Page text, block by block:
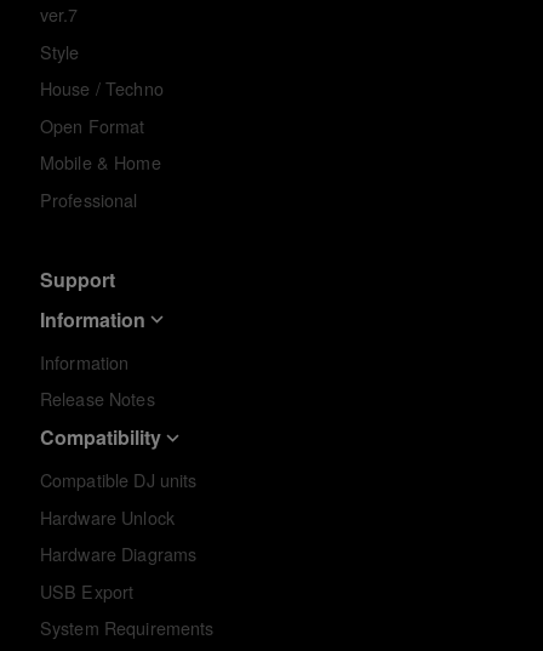
ver.7
Style
House / Techno
Open Format
Mobile & Home
Professional
Support
Information
Information
Release Notes
Compatibility
Compatible DJ units
Hardware Unlock
Hardware Diagrams
USB Export
System Requirements